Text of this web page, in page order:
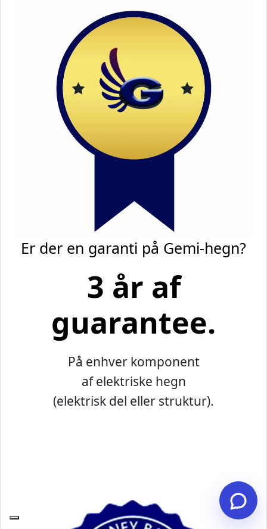
Er der en garanti på Gemi-hegn?
3 år af
guarantee.
På enhver komponent
af elektriske hegn
(elektrisk del eller struktur).